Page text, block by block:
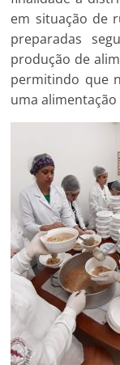
em situação de
preparadas
produção de
permitindo que
uma